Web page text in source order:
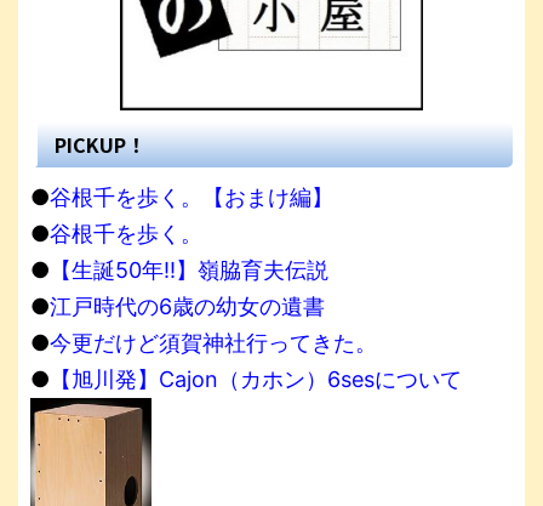
PICKUP！
●谷根千を歩く。【おまけ編】
●谷根千を歩く。
● 【生誕50年!!】嶺脇育夫伝説
●江戸時代の6歳の幼女の遺書
●今更だけど須賀神社行ってきた。
● 【旭川発】Cajon（カホン）6sesについて